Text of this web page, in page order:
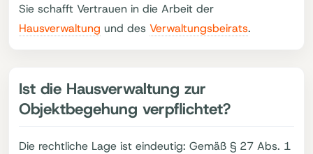
Sie schafft Vertrauen in die Arbeit der
Hausverwaltung und des Verwaltungsbeirats.
Ist die Hausverwaltung zur
Objektbegehung verpflichtet?
Die rechtliche Lage ist eindeutig: Gemäß § 27 Abs. 1